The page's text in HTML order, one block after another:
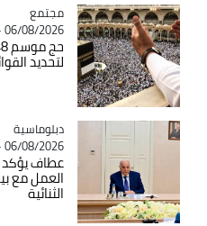
Catégorie
مجتمع
06/08/2026 - 21:27
لتحديد القوائم
Catégorie
دبلوماسية
06/08/2026 - 20:12
عطاف يؤكد
العمل مع
الثنائية